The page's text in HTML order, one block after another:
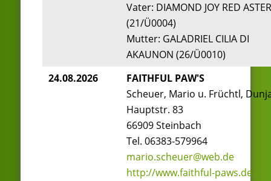
Vater: DIAMOND JOY RED
(21/Ü0004)
Mutter: GALADRIEL CILIA DI
AKAUNON (26/Ü0010)
24.08.2026
FAITHFUL PAW'S
Scheuer, Mario u. Früchtl,
Hauptstr. 83
66909 Steinbach
Tel. 06383-579964
mario.scheuer@web.de
http://www.faithful-paws.de/